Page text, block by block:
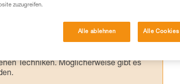
enthaltenen Informationen richtig
Ausbildung und ein spezielles
Sie in der Lage sind, den Vorgang
durchführen.
Techniken. Möglicherweise gibt es
zuzugreifen.
Alle ablehnen Alle